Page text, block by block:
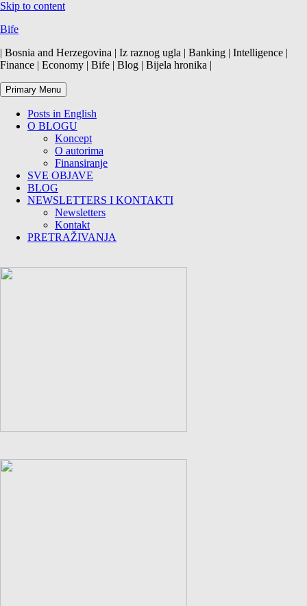
Skip to content
Bife
| Bosnia and Herzegovina | Iz raznog ugla | Banking | Intelligence |
Finance | Economy | Bife | Blog | Bijela hronika |
Primary Menu
Posts in English
O BLOGU
Koncept
O autorima
Finansiranje
SVE OBJAVE
BLOG
NEWSLETTERS I KONTAKTI
Newsletters
Kontakt
PRETRAŽIVANJA